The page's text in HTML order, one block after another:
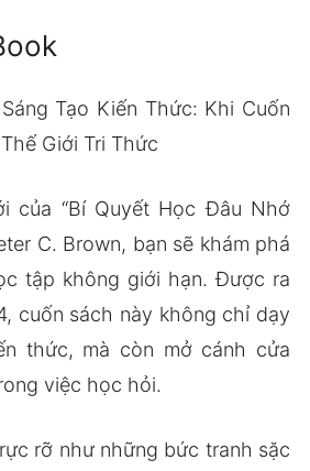
Tạo Kiến Thức: Khi Cuốn
Giới Tri Thức
của “Bí Quyết Học Đâu Nhớ
C. Brown, bạn sẽ khám phá
tập không giới hạn. Được ra
cuốn sách này không chỉ dạy
thức, mà còn mở cánh cửa
việc học hỏi.
rỡ như những bức tranh sặc